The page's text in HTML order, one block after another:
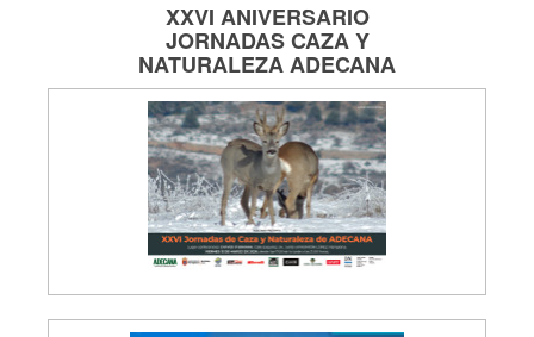
XXVI ANIVERSARIO
JORNADASCAZA Y
NATURALEZAADECANA